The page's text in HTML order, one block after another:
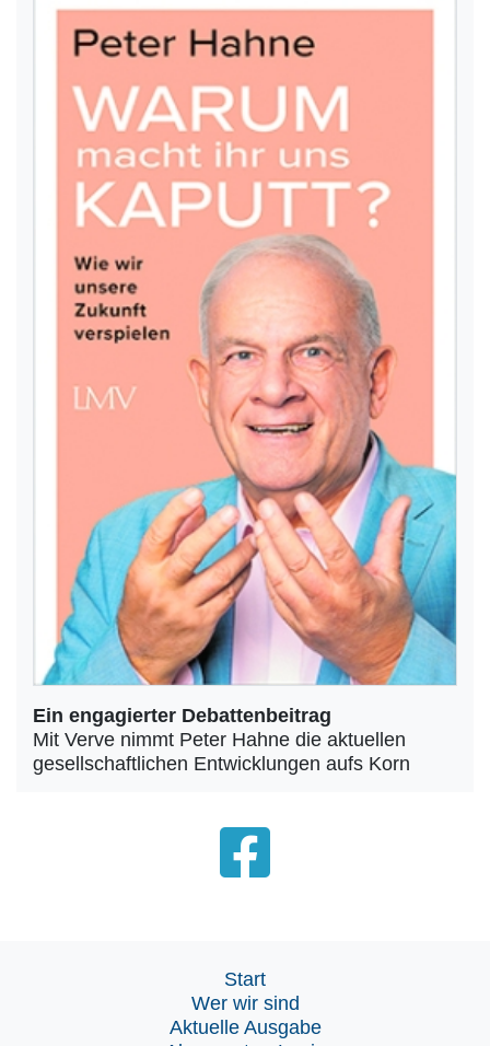
Ein engagierter Debattenbeitrag
Mit Verve nimmt Peter Hahne die aktuellen
gesellschaftlichen Entwicklungen aufs Korn
Start
Wer wir sind
Aktuelle Ausgabe